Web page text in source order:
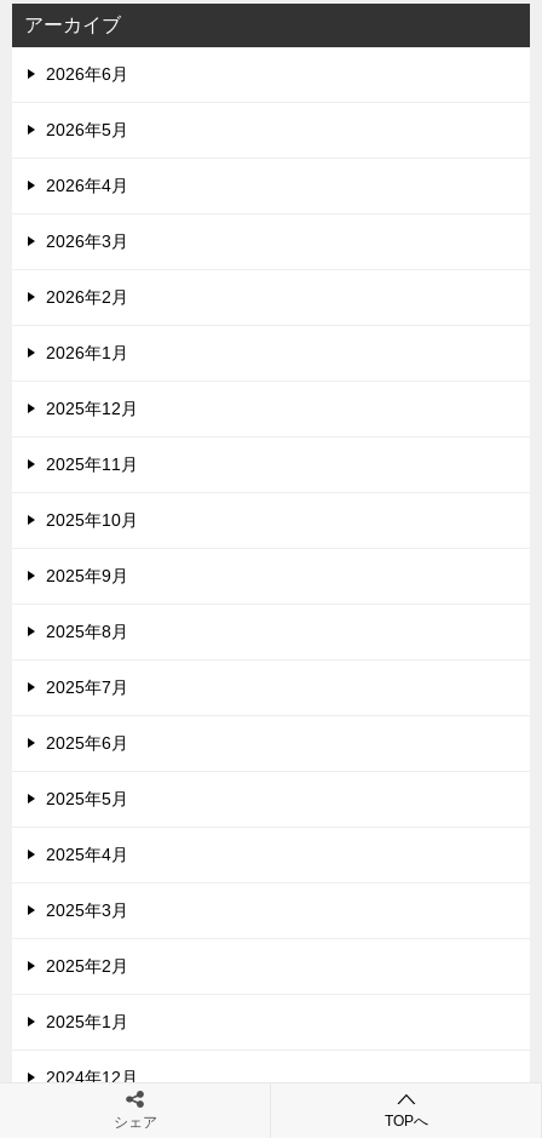
アーカイブ
2026年6月
2026年5月
2026年4月
2026年3月
2026年2月
2026年1月
2025年12月
2025年11月
2025年10月
2025年9月
2025年8月
2025年7月
2025年6月
2025年5月
2025年4月
2025年3月
2025年2月
2025年1月
2024年12月
2024年11月
シェア TOPへ